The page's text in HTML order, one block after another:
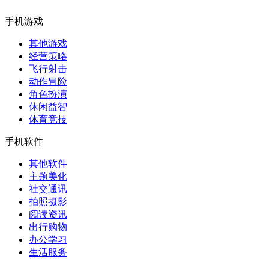
手机游戏
其他游戏
经营策略
飞行射击
动作冒险
角色扮演
休闲益智
体育竞技
手机软件
其他软件
主题美化
社交通讯
拍照摄影
阅读资讯
出行购物
办公学习
生活服务